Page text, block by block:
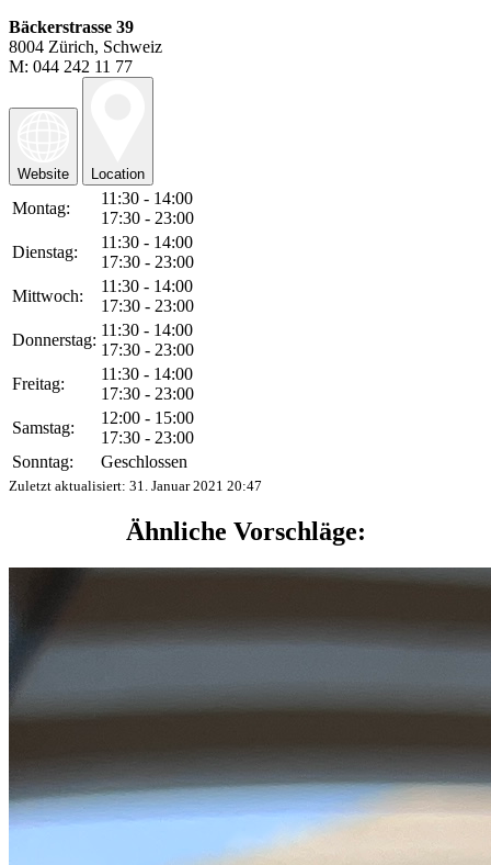
Bäckerstrasse 39
8004 Zürich, Schweiz
M: 044 242 11 77
Website Location
Montag:
11:30 - 14:00
17:30 - 23:00
Dienstag:
11:30 - 14:00
17:30 - 23:00
Mittwoch:
11:30 - 14:00
17:30 - 23:00
Donnerstag:
11:30 - 14:00
17:30 - 23:00
Freitag:
11:30 - 14:00
17:30 - 23:00
Samstag:
12:00 - 15:00
17:30 - 23:00
Sonntag:
Geschlossen
Zuletzt aktualisiert: 31. Januar 2021 20:47
Ähnliche Vorschläge: